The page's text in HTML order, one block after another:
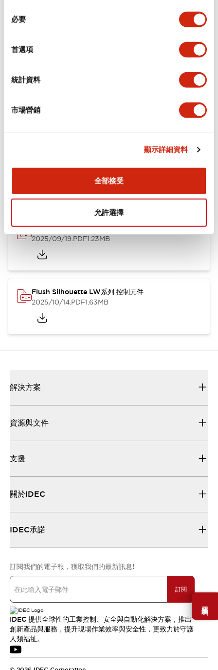
必要
首選項
統計資料
市場營銷
顯示詳細資料
全部接受
允許選擇
需要幫助嗎？
環境規範
功能規格
Flush Silhouette LW系列 控制元件 (英文版)
2025/09/19.PDF1.23MB
Flush Silhouette LW系列 控制元件
2025/10/14.PDF1.63MB
解決方案
資源與文件
支援
關於IDEC
IDEC承諾
訂閱我們的電子報，獲取我們的最新訊息!
訂閱
IDEC 提供全球性的工業控制、安全與自動化解決方案，推出
創新產品與服務，提升現場作業效率與安全性，更致力於守護
人類福祉。